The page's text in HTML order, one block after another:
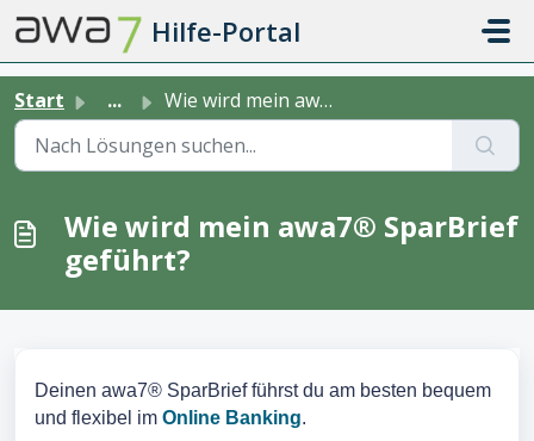
Zum hauptsächlichen Inhalt gehen
Hilfe-Portal
Start ... Wie wird mein awa7® SparBrief geführt?
Wie wird mein awa7® SparBrief
geführt?
Deinen awa7® SparBrief führst du am besten bequem
und flexibel im Online Banking.